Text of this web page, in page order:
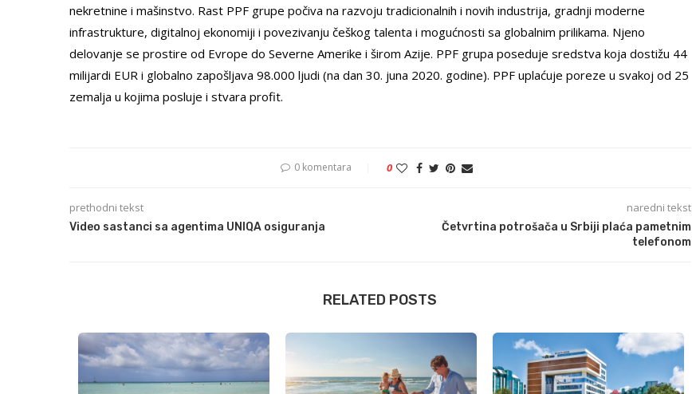
nekretnine i mašinstvo. Rast PPF grupe počiva na razvoju tradicionalnih i novih industrija, gradnji moderne
infrastrukture, digitalnoj ekonomiji i povezivanju češkog talenta i mogućnosti sa globalnim prilikama. Njeno
delovanje se prostire od Evrope do Severne Amerike i širom Azije. PPF grupa poseduje sredstva koja dostižu 44
milijardi EUR i globalno zapošljava 98.000 ljudi (na dan 30. juna 2020. godine). PPF uplaćuje poreze u svakoj od 25
zemalja u kojima posluje i stvara profit.
0 komentara 0
prethodni tekst
Video sastanci sa agentima UNIQA osiguranja
naredni tekst
Četvrtina potrošača u Srbiji plaća pametnim
telefonom
RELATED POSTS